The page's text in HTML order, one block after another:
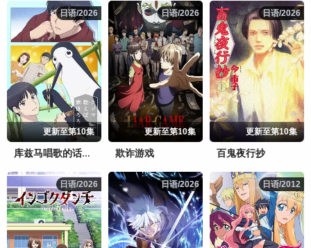
日语/2026
日语/2026
更新至第10集
库兹马唱歌的话家里哆啰啰
日语/2026
日语/2026
更新至第10集
欺诈游戏
日语/2026
日语/2026
更新至第10集
百鬼夜行抄
日语/2026
日语/2026 日语/2026
日语/2026 日语/2012
日语/2012